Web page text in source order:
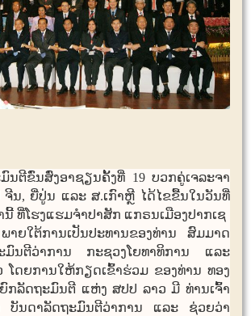
ນຕີ​ຂົ່ນສົ່ງ​ອາ​ຊຽນຄັ້ງ​ທີ່ 19 ບວກ​ຄູ່​ເຈລະຈາ
ຈີນ, ຍີ່​ປູ່​ນ ​ແລະ ສ.​ເກົາຫຼີ ​ໄດ້​ໄຂ​ຂື້ນ​ໃນ​ວັນ​ທີ່
ທີ່​ໂຮງ​ແຮມ​ຈຳປາ​ສັກ ​ແກຣນ​ເມືອງ​ປາກ​ເຊ
າຍ​ໃຕ້​ການ​ເປັນ​ປະທານ​ຂອງ​ທ່ານ ສົມ​ມາດ
ມົນຕີ​ວ່າການ ກະຊວງ​ໂຍທາ​ທິການ ​ແລະ
ໂດຍ​ການ​ໃຫ້​ກຽດ​ເຂົ້າ​ຮ່ວມ ຂອງ​ທ່ານ ທອງ​
ກລັດຖະມົນຕີ ​ແຫ່ງ ສປປ ລາວ ມີ ທ່ານເຈົ້າ​
ບັນດາ​ລັດຖະມົນຕີ​ວ່າການ ​ແລະ ຊ່ວຍ​ວ່າ